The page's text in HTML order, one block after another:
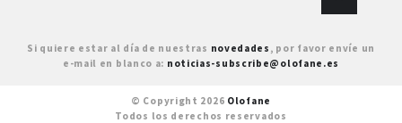
Si quiere estar al día de nuestras novedades , por favor envíe un
e-mail en blanco a: noticias-subscribe@olofane.es
© Copyright 2026 Olofane
Todos los derechos reservados